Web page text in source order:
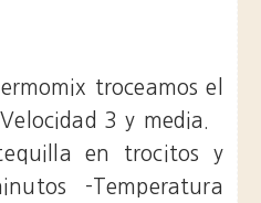
troceamos el
3 y media.
en trocitos y
-Temperatura